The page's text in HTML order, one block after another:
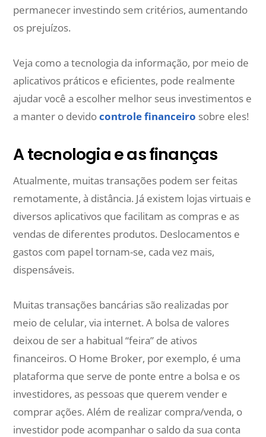
permanecer investindo sem critérios, aumentando
os prejuízos.
Veja como a tecnologia da informação, por meio de
aplicativos práticos e eficientes, pode realmente
ajudar você a escolher melhor seus investimentos e
a manter o devidocontrole financeiro sobre eles!
A tecnologia e as finanças
Atualmente, muitas transações podem ser feitas
remotamente, à distância. Já existem lojas virtuais e
diversos aplicativos que facilitam as compras e as
vendas de diferentes produtos. Deslocamentos e
gastos com papel tornam-se, cada vez mais,
dispensáveis.
Muitas transações bancárias são realizadas por
meio de celular, via internet. A bolsa de valores
deixou de ser a habitual “feira” de ativos
financeiros. O Home Broker, por exemplo, é uma
plataforma que serve de ponte entre a bolsa e os
investidores, as pessoas que querem vender e
comprar ações. Além de realizar compra/venda, o
investidor pode acompanhar o saldo da sua conta